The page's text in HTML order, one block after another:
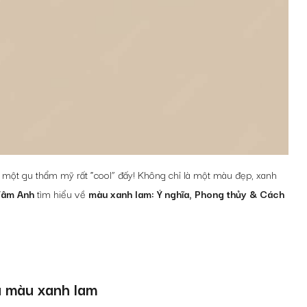
gu thẩm mỹ rất “cool” đấy! Không chỉ là một màu đẹp, xanh
Anhtìm hiểu về màu xanh lam: Ý nghĩa, Phong thủy & Cách
xanh lam